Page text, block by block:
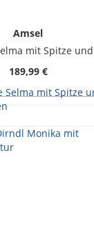
Amsel
189,99 €